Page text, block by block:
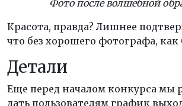
Фото после волшебной
Красота, правда? Лишнее
что без хорошего фотографа, как
Детали
Еще перед началом конкурса мы
дать пользователям график